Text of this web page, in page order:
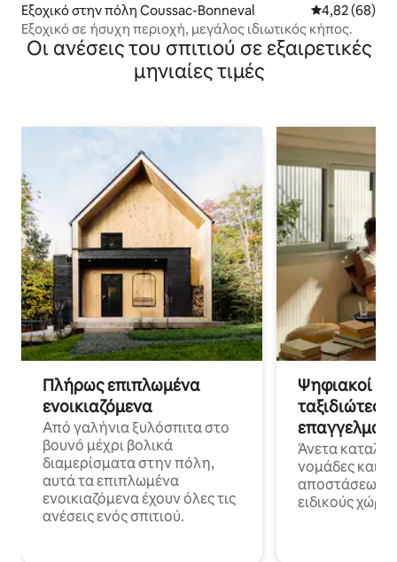
Εξοχικό στην πόλη Coussac-Bonneval Μέση
4,82 (68)
Εξοχικό σε ήσυχη περιοχή, μεγάλος ιδιωτικός κήπος.
Οι ανέσεις του σπιτιού σε εξαιρετικές
μηνιαίες τιμές
Πλήρως επιπλωμένα
ενοικιαζόμενα
Από γαλήνια ξυλόσπιτα στο
βουνό μέχρι βολικά
διαμερίσματα στην πόλη,
αυτά τα επιπλωμένα
ενοικιαζόμενα έχουν όλες τις
ανέσεις ενός σπιτιού.
Ψηφιακοί
ταξιδιώτες
Άνετα
νομάδες και
αποστάσεως
ειδικούς